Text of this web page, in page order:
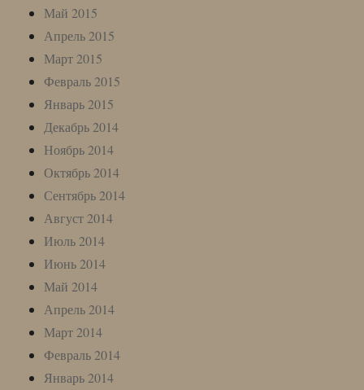
Май 2015
Апрель 2015
Март 2015
Февраль 2015
Январь 2015
Декабрь 2014
Ноябрь 2014
Октябрь 2014
Сентябрь 2014
Август 2014
Июль 2014
Июнь 2014
Май 2014
Апрель 2014
Март 2014
Февраль 2014
Январь 2014